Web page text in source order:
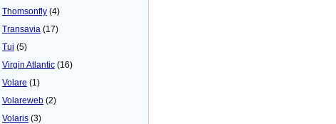
Thomsonfly (4)
Transavia (17)
Tui (5)
Virgin Atlantic (16)
Volare (1)
Volareweb (2)
Volaris (3)